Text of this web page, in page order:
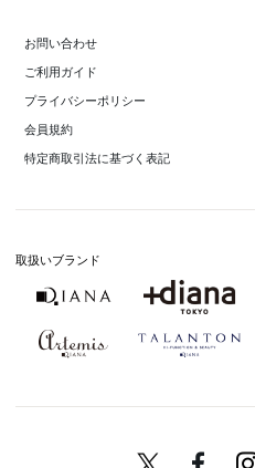
お問い合わせ
ご利用ガイド
プライバシーポリシー
会員規約
特定商取引法に基づく表記
取扱いブランド